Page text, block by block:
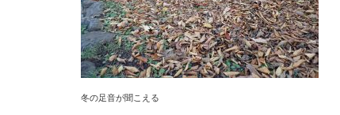
冬の足音が聞こえる